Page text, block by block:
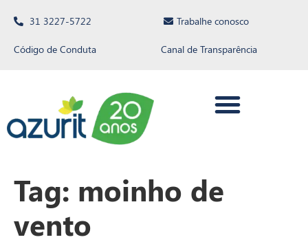
31 3227-5722 Trabalhe conosco
Código de Conduta Canal de Transparência
Tag: moinho de
vento